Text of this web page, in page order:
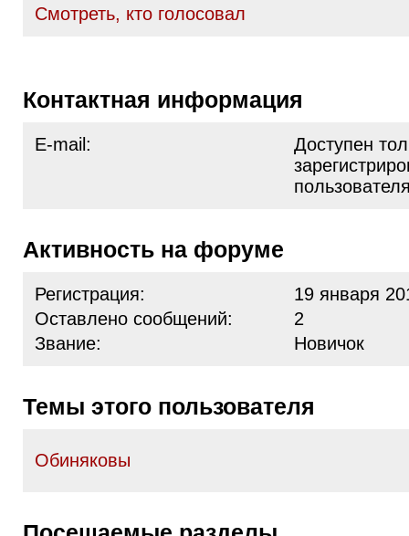
Cмотреть, кто голосовал
Контактная информация
E-mail:
Доступен
Активность на форуме
Регистрация:
19 января
Оставлено сообщений:
2
Звание:
Новичок
Темы этого пользователя
Обиняковы